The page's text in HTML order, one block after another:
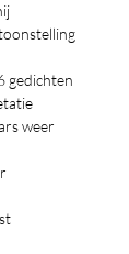
gedichten
weer